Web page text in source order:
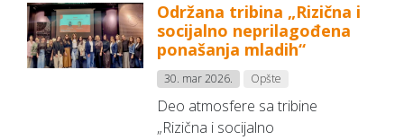
Održana tribina „Rizična i
socijalno neprilagođena
ponašanja mladih“
30. mar 2026. Opšte
Deo atmosfere sa tribine
„Rizična i socijalno